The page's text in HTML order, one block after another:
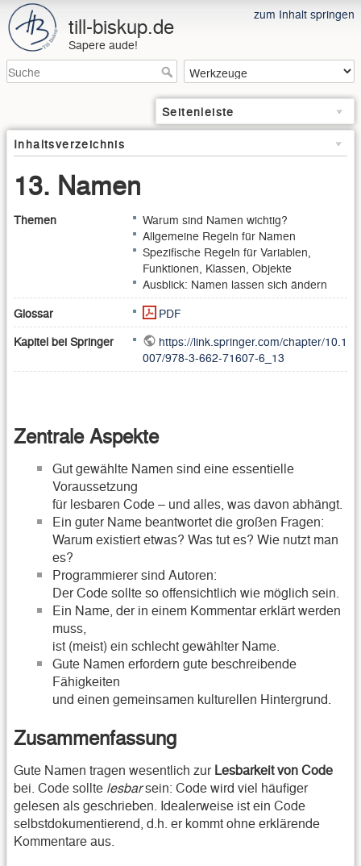
zum Inhalt springen
till-biskup.de
Sapere aude!
Seitenleiste
Inhaltsverzeichnis
13. Namen
Themen
Warum sind Namen wichtig?
Allgemeine Regeln für Namen
Spezifische Regeln für Variablen,
Funktionen, Klassen, Objekte
Ausblick: Namen lassen sich ändern
Glossar
PDF
Kapitel bei Springer
https://link.springer.com/chapter/10.1
007/978-3-662-71607-6_13
Zentrale Aspekte
Gut gewählte Namen sind eine essentielle
Voraussetzung
für lesbaren Code – und alles, was davon abhängt.
Ein guter Name beantwortet die großen Fragen:
Warum existiert etwas? Was tut es? Wie nutzt man
es?
Programmierer sind Autoren:
Der Code sollte so offensichtlich wie möglich sein.
Ein Name, der in einem Kommentar erklärt werden
muss,
ist (meist) ein schlecht gewählter Name.
Gute Namen erfordern gute beschreibende
Fähigkeiten
und einen gemeinsamen kulturellen Hintergrund.
Zusammenfassung
Gute Namen tragen wesentlich zurLesbarkeit von Code
bei. Code sollte lesbarsein: Code wird viel häufiger
gelesen als geschrieben. Idealerweise ist ein Code
selbstdokumentierend, d.h. er kommt ohne erklärende
Kommentare aus.